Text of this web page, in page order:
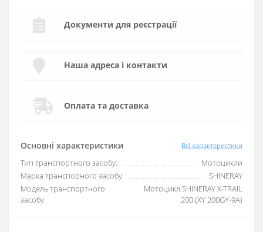
Основні характеристики Всі характеристики
Тип транспортного засобу:
Мотоцикли
Марка транспорного засобу:
SHINERAY
Модель транспортного
засобу:
Мотоцикл SHINERAY X-TRAIL
200 (XY 200GY-9A)
Документи для реєстрації
Наша адреса і контакти
Оплата та доставка